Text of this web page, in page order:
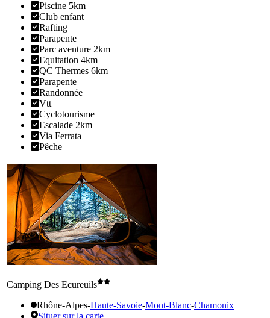
Piscine 5km
Club enfant
Rafting
Parapente
Parc aventure 2km
Equitation 4km
QC Thermes 6km
Parapente
Randonnée
Vtt
Cyclotourisme
Escalade 2km
Via Ferrata
Pêche
Camping Des Ecureuils
Rhône-Alpes-Haute-Savoie-Mont-Blanc-Chamonix